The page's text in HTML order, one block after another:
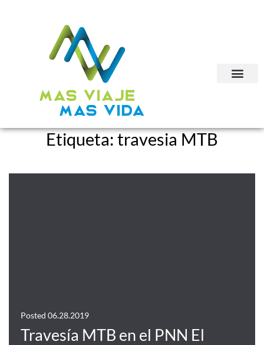
Etiqueta:travesia MTB
Posted 06.28.2019
Travesía MTB en el PNN El